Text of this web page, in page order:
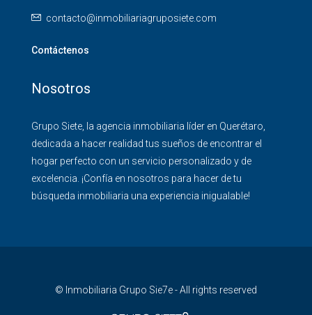
contacto@inmobiliariagruposiete.com
Contáctenos
Nosotros
Grupo Siete, la agencia inmobiliaria líder en Querétaro,
dedicada a hacer realidad tus sueños de encontrar el
hogar perfecto con un servicio personalizado y de
excelencia. ¡Confía en nosotros para hacer de tu
búsqueda inmobiliaria una experiencia inigualable!
© Inmobiliaria Grupo Sie7e - All rights reserved